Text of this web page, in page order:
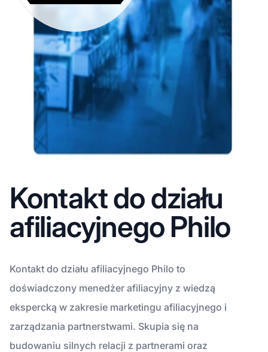
Kontakt do działu
afiliacyjnego Philo
Kontakt do działu afiliacyjnego Philo to
doświadczony menedżer afiliacyjny z wiedzą
ekspercką w zakresie marketingu afiliacyjnego i
zarządzania partnerstwami. Skupia się na
budowaniu silnych relacji z partnerami oraz